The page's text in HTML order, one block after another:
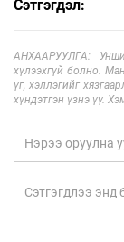
Сэтгэгдэл:
АНХААРУУЛГА:
хүлээхгүй болно.
үг, хэллэгийг
хүндэтгэн үзнэ үү.